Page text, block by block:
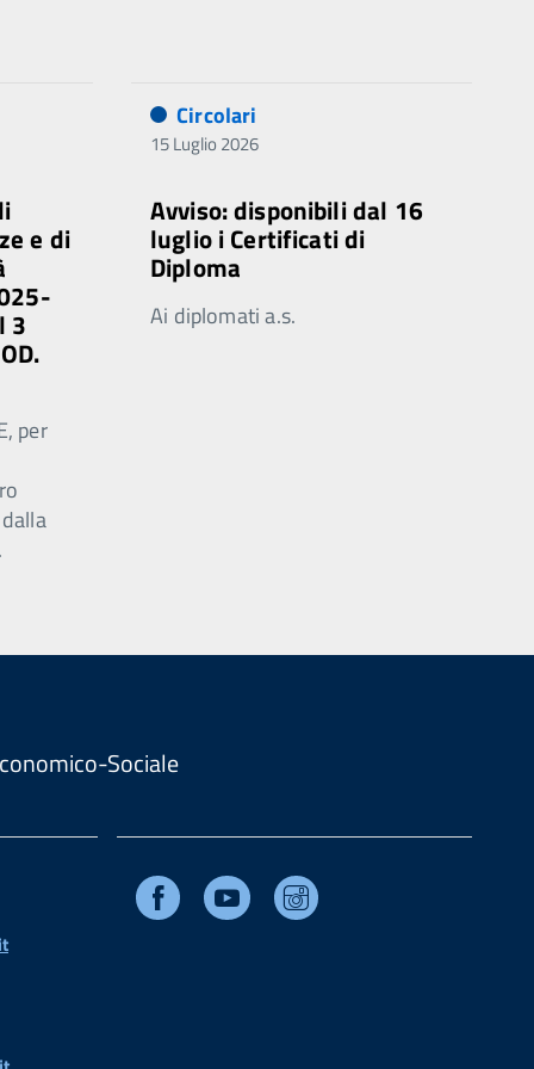
e di
3
per
Circolari
15 Luglio 2026
Avviso: disponibili dal 16
luglio i Certificati di
Diploma
Ai diplomati a.s.
Sociale
Facebook Youtube